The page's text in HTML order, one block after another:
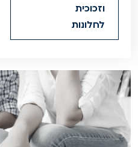
וזכוכית
לחלונות